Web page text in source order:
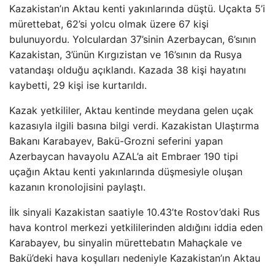
Kazakistan’ın Aktau kenti yakınlarında düştü. Uçakta 5’i
mürettebat, 62’si yolcu olmak üzere 67 kişi
bulunuyordu. Yolculardan 37’sinin Azerbaycan, 6’sının
Kazakistan, 3’ünün Kırgızistan ve 16’sının da Rusya
vatandaşı olduğu açıklandı. Kazada 38 kişi hayatını
kaybetti, 29 kişi ise kurtarıldı.
Kazak yetkililer, Aktau kentinde meydana gelen uçak
kazasıyla ilgili basına bilgi verdi. Kazakistan Ulaştırma
Bakanı Karabayev, Bakü-Grozni seferini yapan
Azerbaycan havayolu AZAL’a ait Embraer 190 tipi
uçağın Aktau kenti yakınlarında düşmesiyle oluşan
kazanın kronolojisini paylaştı.
İlk sinyali Kazakistan saatiyle 10.43’te Rostov’daki Rus
hava kontrol merkezi yetkililerinden aldığını iddia eden
Karabayev, bu sinyalin mürettebatın Mahaçkale ve
Bakü’deki hava koşulları nedeniyle Kazakistan’ın Aktau